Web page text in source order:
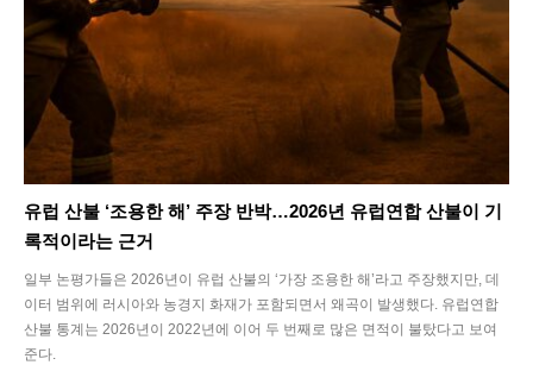
유럽 산불 ‘조용한 해’ 주장 반박…2026년 유럽연합 산불이 기
록적이라는 근거
일부 논평가들은 2026년이 유럽 산불의 ‘가장 조용한 해’라고 주장했지만, 데
이터 범위에 러시아와 농경지 화재가 포함되면서 왜곡이 발생했다. 유럽연합
산불 통계는 2026년이 2022년에 이어 두 번째로 많은 면적이 불탔다고 보여
준다.